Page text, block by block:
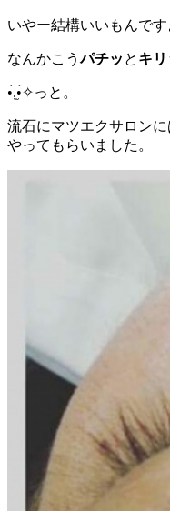
いやー結構いいもんです
なんかこうパチッ と キリ
•̀.̫•́✧っと。
流石にマツエクサロン
やってもらいました。